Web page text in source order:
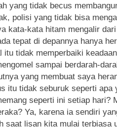
yang tidak becus
polisi yang tidak bisa
kata-kata hitam mengalir
tepat di depannya hanya
itu tidak memperbaiki
sampai berdarah-
yang membuat saya
itu tidak seburuk seperti apa
seperti ini setiap hari?
Ya, karena ia sendiri
saat lisan kita mulai terbiasa